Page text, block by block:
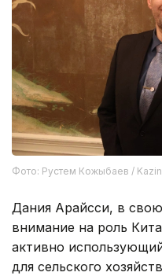
Фото: Рустем Кожыбаев /
Дания Арайсси, в
внимание на роль
активно
для сельского